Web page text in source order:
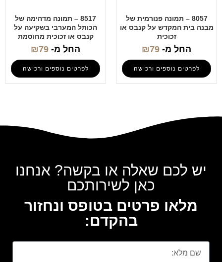
8057 – תמונה פנורמית של
מבנה בית המקדש על קנבס או
זכוכית
החל מ- ₪79
לפרטים נוספים ורכישה
8517 – תמונה מדהימה של
הכותל המערבי בשקיעה על
קנבס או זכוכית מחוסמת
החל מ- ₪79
לפרטים נוספים ורכישה
יש לכם שאלה או בקשה? אנחנו
כאן לשירותכם
מלאו פרטים בטופס ונחזור
בהקדם: